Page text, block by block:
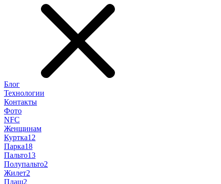
Блог
Технологии
Контакты
Фото
NFC
Женщинам
Куртка12
Парка18
Пальто13
Полупальто2
Жилет2
Плащ2